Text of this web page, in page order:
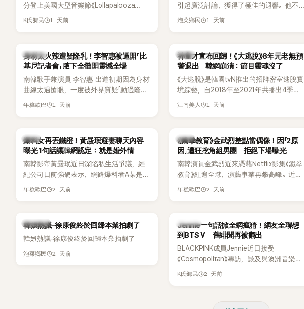
傻直呼：「原來她身材這麼猛！」
分登上美國大型音樂節《Lollapalooza
Chicago》主舞台，不僅成為首位擔任該音
遭部分網友質疑，就連美國當地媒體也毫
不留情給出負評，甚至形容整場演出「就像
一場豪華KTV」。
K氏鄉民 1 天前
引起廣泛討論，獲得了極佳的迴響。他不
僅外型出眾，舞技也備受讚譽。
泡菜鄉民 1 天前
K-POP
身材太火辣遭疑隆乳！李智惠被逼開「比
基尼記者會」 腋下全攤開震撼全場
南韓歌手兼演員 李智惠 出道初期因為身材
曲線太過搶眼，一度被外界質疑「動過隆乳
手術」，最後甚至被公司安排親上火線，召
口回憶這段「隆乳疑雲黑歷史」，話題再度被
翻出來熱議。 2日播出的 SBS 綜藝節目
《我的經紀人太難搞－秘書鎮》，邀請同時
兼顧工作與育兒的演藝圈代表「媽媽群」
——李智惠、李賢怡、李恩亨，以第13位
合，兩人邊搭車邊聊天，氣氛輕鬆。聊到
最近的新聞，李瑞鎮突然直球發問：「妳不
是上新聞了？說妳去做整形？是人中縮短
手術嗎？」一貫犀利又不留情的問法，讓現
年糕歐巴 1 天前
韓星
神童才宣布回歸！《大逃脫》8年元老無預
警退出 韓網崩潰：節目靈魂沒了
《大逃脫》是韓國tvN推出的招牌密室逃脫實
境綜藝，自2018年至2021年共播出4季，
由鄭鍾淵PD打造完整的「大逃脫宇宙
江南美人 1 天前
韓星
爆料女再丟鐵證！黃晸珉避妻聊天內容
曝光 1句話讓韓網認定：就是婚外情
南韓影帝黃晸珉近日深陷私生活爭議，經
紀公司日前強硬表示，網路爆料者A某是涉
嫌長期跟蹤黃晸珉的嫌疑人，已採取法律
「雙向互動」，並非外界所稱的單方面騷擾。
年糕歐巴 2 天前
韓星
《鐵拳教育》金武烈差點當偶像！因「2原
因」遭狂挖角組男團 拒絕下場曝光
南韓演員金武烈近來憑藉Netflix影集《鐵拳
教育》紅遍全球，演藝事業再攀高峰。近日
被爆出一段鮮為人知的出道祕辛，原來他
年糕歐巴 2 天前
熱議討論
韓娛熱議-徐康俊終於回歸本業拍劇了
韓娛熱議-徐康俊終於回歸本業拍劇了
泡菜鄉民 2 天前
K-POP
Jennie一句話掀全網瘋猜！網友全聯想
到BTS V 舊緋聞再被翻出
BLACKPINK成員Jennie近日接受
《Cosmopolitan》專訪，談及與澳洲音樂人
Tame Impala合作推出〈Dracula（JENNIE
K氏鄉民 2 天前